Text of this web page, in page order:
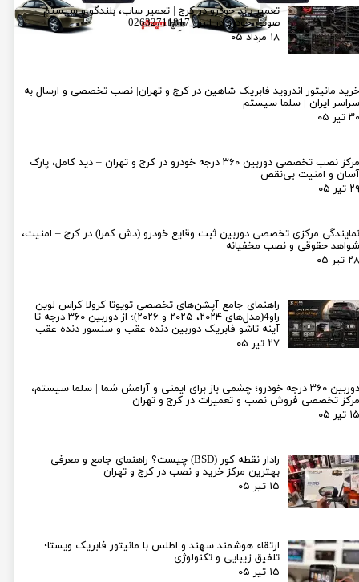
تعمیر باند خودرو در کرج | تعمیر ساب، بلندگو و سیستم
صوتی خودرو در البرز 02632711817
۱۸ مرداد ۰۵
خرید مانیتور اندروید فابریک شاهین در کرج و تهران| نصب تخصصی و ارسال به
سراسر ایران | سلما سیستم
۳۰ تیر ۰۵
مرکز نصب تخصصی دوربین ۳۶۰ درجه خودرو در کرج و تهران – دید کامل، پارک
آسان و امنیت بی‌نقص
۲۹ تیر ۰۵
نمایندگی مرکزی تخصصی دوربین ثبت وقایع خودرو (دش کمرا) در کرج – امنیت،
شواهد حقوقی و نصب مخفیانه
۲۸ تیر ۰۵
راهنمای جامع آپشن‌های تخصصی تویوتا کرولا کراس لوین
راو4(مدل‌های ۲۰۲۴، ۲۰۲۵ و ۲۰۲۶)؛ از دوربین ۳۶۰ درجه تا
آینه تاشو فابریک دوربین دنده عقب و سنسور دنده عقب
۲۷ تیر ۰۵
دوربین ۳۶۰ درجه خودرو؛ چشمی باز برای ایمنی و آرامش شما | سلما سیستم،
مرکز تخصصی فروش نصب و تعمیرات در کرج و تهران
۱۵ تیر ۰۵
رادار نقطه کور (BSD) چیست؟ راهنمای جامع و معرفی
بهترین مرکز خرید و نصب در کرج و تهران
۱۵ تیر ۰۵
ارتقاء هوشمند سهند و اطلس با مانیتور فابریک ویستا؛
تلفیق زیبایی و تکنولوژی
۱۵ تیر ۰۵